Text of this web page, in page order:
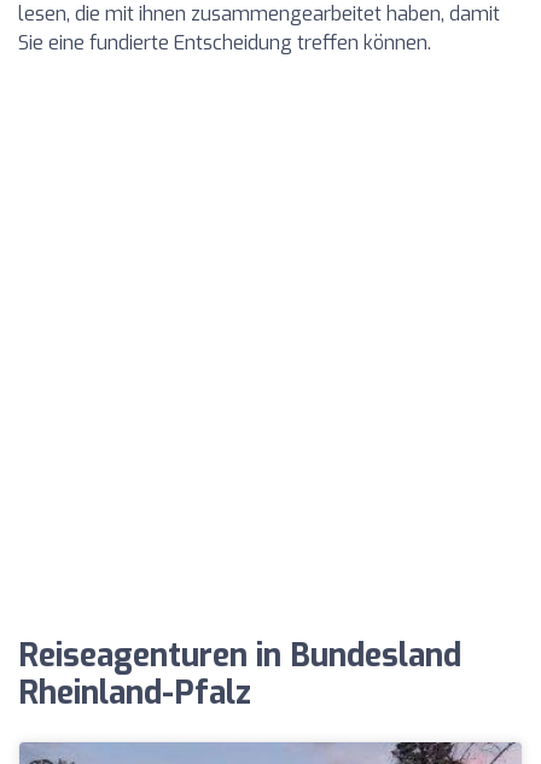
lesen, die mit ihnen zusammengearbeitet haben, damit
Sie eine fundierte Entscheidung treffen können.
Reiseagenturen in Bundesland
Rheinland-Pfalz